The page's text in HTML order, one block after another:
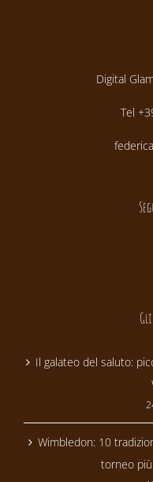
Digital
Tel
Il galateo del saluto:
Wimbledon: 10
torneo